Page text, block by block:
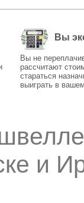
Вы
Вы не
рассчитают
стараться
выиграть в
и